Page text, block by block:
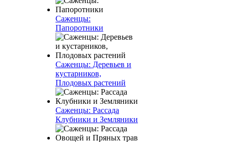
Саженцы:
Папоротники
Саженцы: Деревьев и
кустарников,
Плодовых растений
Саженцы: Рассада
Клубники и Земляники